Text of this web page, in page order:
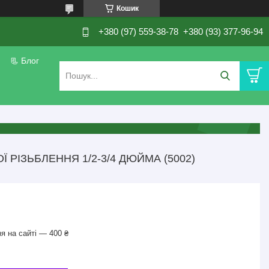
Кошик
+380 (97) 559-38-78 +380 (93) 377-96-94
📃 Блог
РІЗЬБЛЕННЯ 1/2-3/4 ДЮЙМА (5002)
на сайті — 400 ₴